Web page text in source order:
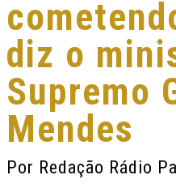
diz o
Supremo
Mendes
Por Redação Rádio